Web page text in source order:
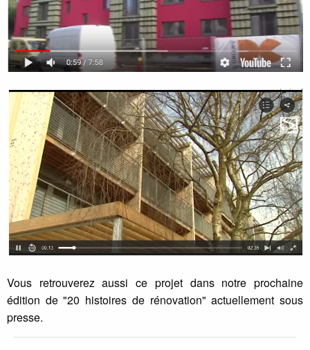
Vous retrouverez aussi ce projet dans notre prochaine
édition de "20 histoires de rénovation" actuellement sous
presse.